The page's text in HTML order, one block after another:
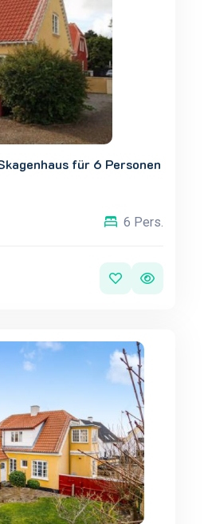
für 6 Personen
6 Pers.